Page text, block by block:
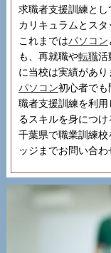
求職者支援訓練とし
カリキュラムとスタ
これまではパソコン
も、再就職や転職活
に当校は実績があり
パソコン初心者でも
職者支援訓練を利
るスキルを身につけ
千葉県で職業訓練
ッジまでお問い合わ